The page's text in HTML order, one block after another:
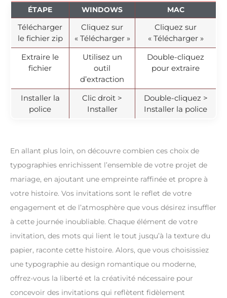
ÉTAPE WINDOWS MAC
Télécharger
le fichier zip
Cliquez sur
« Télécharger »
Cliquez sur
« Télécharger »
Extraire le
fichier
Utilisez un
outil
d’extraction
Double-cliquez
pour extraire
Installer la
police
Clic droit >
Installer
Double-cliquez >
Installer la police
En allant plus loin, on découvre combien ces choix de
typographies enrichissent l’ensemble de votre projet de
mariage, en ajoutant une empreinte raffinée et propre à
votre histoire. Vos invitations sont le reflet de votre
engagement et de l’atmosphère que vous désirez insuffler
à cette journée inoubliable. Chaque élément de votre
invitation, des mots qui lient le tout jusqu’à la texture du
papier, raconte cette histoire. Alors, que vous choisissiez
une typographie au design romantique ou moderne,
offrez-vous la liberté et la créativité nécessaire pour
concevoir des invitations qui reflètent fidèlement